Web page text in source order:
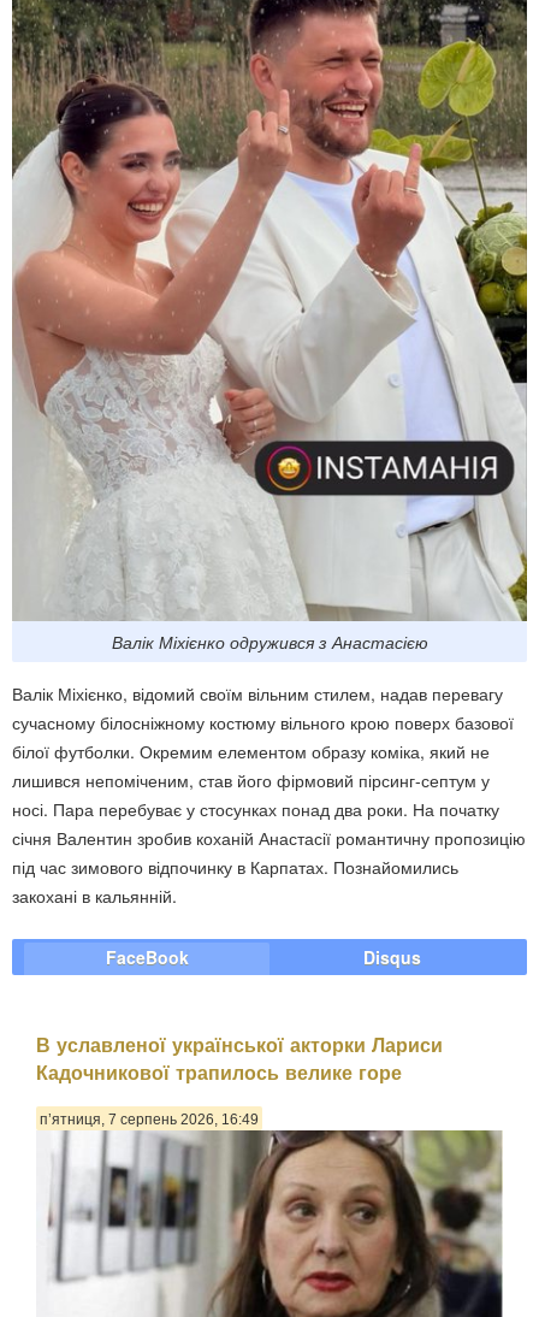
Валік Міхієнко одружився з Анастасією
Валік Міхієнко, відомий своїм вільним стилем, надав перевагу
сучасному білосніжному костюму вільного крою поверх базової
білої футболки. Окремим елементом образу коміка, який не
лишився непоміченим, став його фірмовий пірсинг-септум у
носі. Пара перебуває у стосунках понад два роки. На початку
січня Валентин зробив коханій Анастасії романтичну пропозицію
під час зимового відпочинку в Карпатах. Познайомились
закохані в кальянній.
FaceBook Disqus
В уславленої української акторки Лариси
Кадочникової трапилось велике горе
п’ятниця, 7 серпень 2026, 16:49